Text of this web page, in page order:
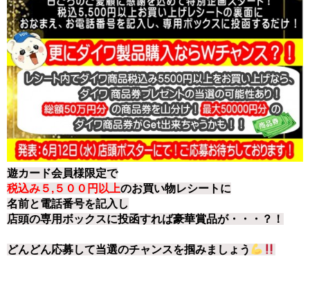
遊カード会員様限定で
税込み５,５００円以上のお買い物レシートに
名前と電話番号を記入し
店頭の専用ボックスに投函すれば豪華賞品が・・・？！
どんどん応募して当選のチャンスを掴みましょう